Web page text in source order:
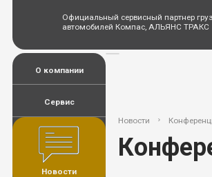
Официальный сервисный партнер
автомобилей Компас, АЛЬЯНС ТРАКС
О компании
Сервис
Новости
Новости